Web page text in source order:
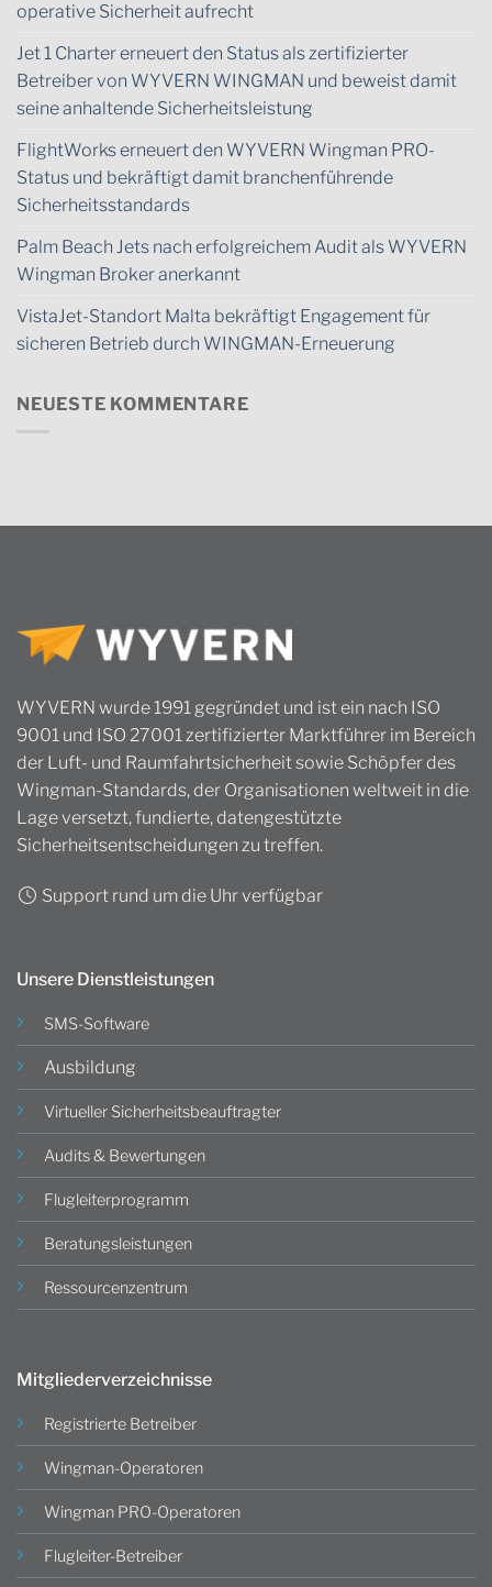
operative Sicherheit aufrecht
Jet 1 Charter erneuert den Status als zertifizierter
Betreiber von WYVERN WINGMAN und beweist damit
seine anhaltende Sicherheitsleistung
FlightWorks erneuert den WYVERN Wingman PRO-
Status und bekräftigt damit branchenführende
Sicherheitsstandards
Palm Beach Jets nach erfolgreichem Audit als WYVERN
Wingman Broker anerkannt
VistaJet-Standort Malta bekräftigt Engagement für
sicheren Betrieb durch WINGMAN-Erneuerung
NEUESTE KOMMENTARE
WYVERN wurde 1991 gegründet und ist ein nach ISO
9001 und ISO 27001 zertifizierter Marktführer im Bereich
der Luft- und Raumfahrtsicherheit sowie Schöpfer des
Wingman-Standards, der Organisationen weltweit in die
Lage versetzt, fundierte, datengestützte
Sicherheitsentscheidungen zu treffen.
Support rund um die Uhr verfügbar
Unsere Dienstleistungen
SMS-Software
Ausbildung
Virtueller Sicherheitsbeauftragter
Audits & Bewertungen
Flugleiterprogramm
Beratungsleistungen
Ressourcenzentrum
Mitgliederverzeichnisse
Registrierte Betreiber
Wingman-Operatoren
Wingman PRO-Operatoren
Flugleiter-Betreiber